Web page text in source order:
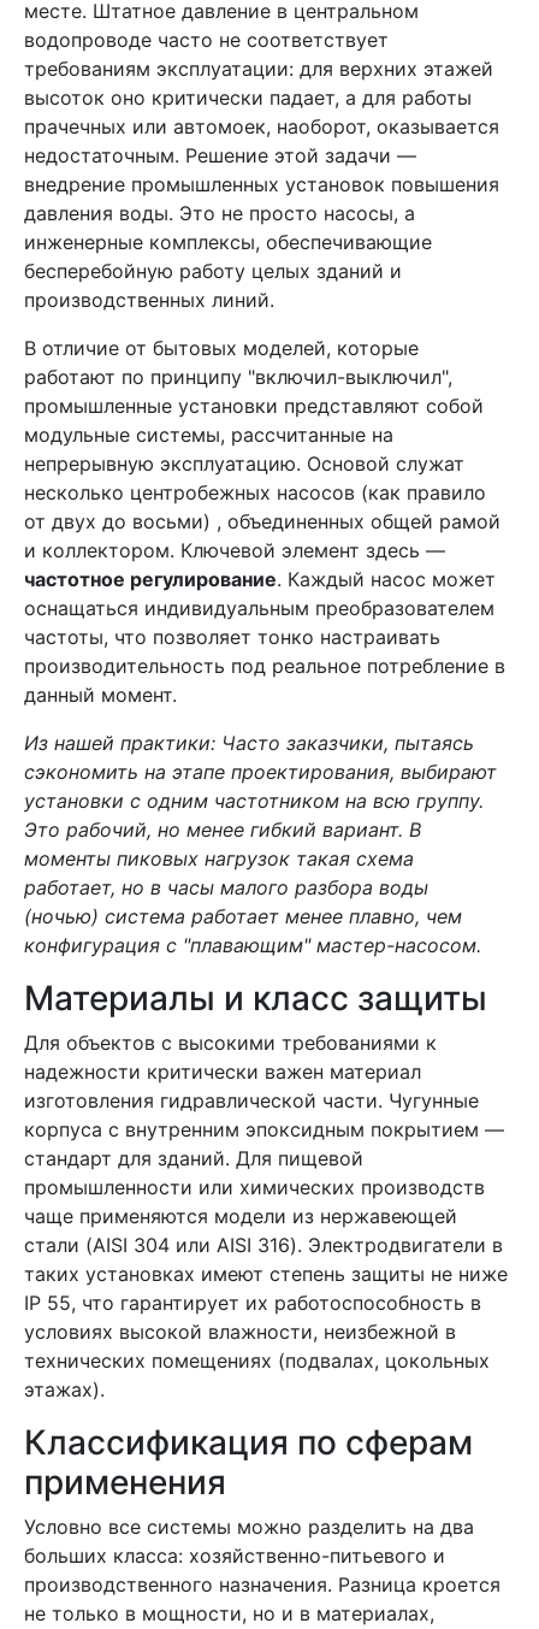
месте. Штатное давление в центральном
водопроводе часто не соответствует
требованиям эксплуатации: для верхних этажей
высоток оно критически падает, а для работы
прачечных или автомоек, наоборот, оказывается
недостаточным. Решение этой задачи —
внедрение промышленных установок повышения
давления воды. Это не просто насосы, а
инженерные комплексы, обеспечивающие
бесперебойную работу целых зданий и
производственных линий.
В отличие от бытовых моделей, которые
работают по принципу "включил-выключил",
промышленные установки представляют собой
модульные системы, рассчитанные на
непрерывную эксплуатацию. Основой служат
несколько центробежных насосов (как правило
от двух до восьми) , объединенных общей рамой
и коллектором. Ключевой элемент здесь —
частотное регулирование. Каждый насос может
оснащаться индивидуальным преобразователем
частоты, что позволяет тонко настраивать
производительность под реальное потребление в
данный момент.
Из нашей практики: Часто заказчики, пытаясь
сэкономить на этапе проектирования, выбирают
установки с одним частотником на всю группу.
Это рабочий, но менее гибкий вариант. В
моменты пиковых нагрузок такая схема
работает, но в часы малого разбора воды
(ночью) система работает менее плавно, чем
конфигурация с "плавающим" мастер-насосом.
Материалы и класс защиты
Для объектов с высокими требованиями к
надежности критически важен материал
изготовления гидравлической части. Чугунные
корпуса с внутренним эпоксидным покрытием —
стандарт для зданий. Для пищевой
промышленности или химических производств
чаще применяются модели из нержавеющей
стали (AISI 304 или AISI 316). Электродвигатели в
таких установках имеют степень защиты не ниже
IP 55, что гарантирует их работоспособность в
условиях высокой влажности, неизбежной в
технических помещениях (подвалах, цокольных
этажах).
Классификация по сферам
применения
Условно все системы можно разделить на два
больших класса: хозяйственно-питьевого и
производственного назначения. Разница кроется
не только в мощности, но и в материалах,